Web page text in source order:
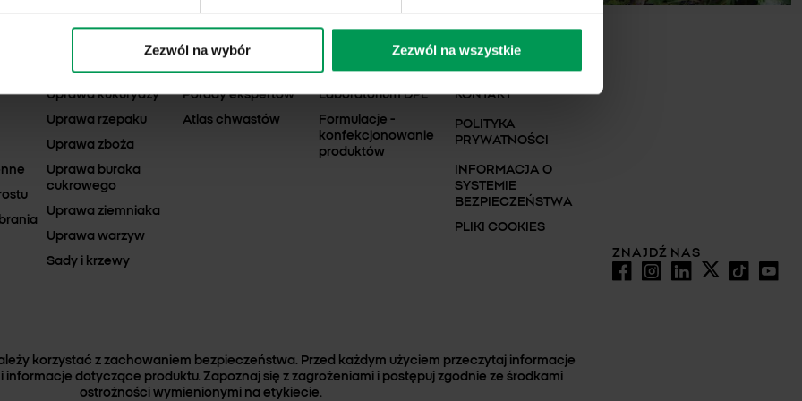
Zezwól na wybór Zezwól na wszystkie
Uprawa kukurydzy
Uprawa rzepaku
Uprawa zboża
Uprawa buraka
cukrowego
Uprawa ziemniaka
Uprawa warzyw
Sady i krzewy
Porady ekspertów
Atlas chwastów
Laboratorium DPL
Formulacje -
konfekcjonowanie
produktów
KONTAKT
POLITYKA
PRYWATNOŚCI
INFORMACJA O
SYSTEMIE
BEZPIECZEŃSTWA
PLIKI COOKIES
ZNAJDŹ NAS
korzystać z zachowaniem bezpieczeństwa. Przed każdym użyciem przeczytaj informacje
dotyczące produktu. Zapoznaj się z zagrożeniami i postępuj zgodnie ze środkami
ostrożności wymienionymi na etykiecie.